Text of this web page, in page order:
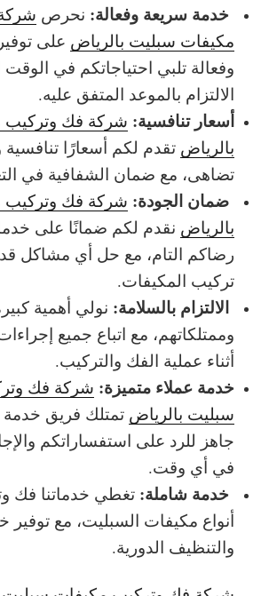
خدمة سريعة وفعالة: نحرص
مكيفات سبليت بالرياض على
وفعالة تلبي احتياجاتكم في
الالتزام بالموعد المتفق عليه.
أسعار تنافسية: شركة فك وتركيب
بالرياض تقدم لكم أسعارًا تنافسية
تضاهى، مع ضمان الشفافية في
ضمان الجودة: شركة فك وتركيب
بالرياض نقدم لكم ضمانًا على
رضاكم التام، مع حل أي مشاكل
تركيب المكيفات.
الالتزام بالسلامة: نولي أهمية
وممتلكاتهم، مع اتباع جميع
أثناء عملية الفك والتركيب.
خدمة عملاء متميزة: شركة فك
سبليت بالرياض تمتلك فريق خدمة
جاهز للرد على استفساراتكم
في أي وقت.
خدمة شاملة: تغطي خدماتنا فك
أنواع مكيفات السبليت، مع توفير
والتنظيف الدورية.